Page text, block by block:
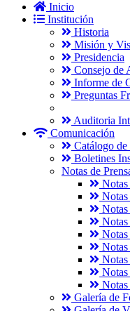
Inicio
Institución
Historia
Misión y
Presidencia
Consejo de
Informe de
Preguntas
Auditoria
Comunicación
Catálogo
Boletines
Notas de
Notas
Notas
Galería de